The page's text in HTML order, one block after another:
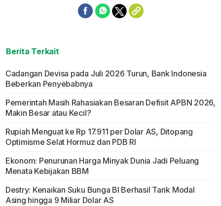
Berita Terkait
Cadangan Devisa pada Juli 2026 Turun, Bank Indonesia
Beberkan Penyebabnya
Pemerintah Masih Rahasiakan Besaran Defisit APBN 2026,
Makin Besar atau Kecil?
Rupiah Menguat ke Rp 17.911 per Dolar AS, Ditopang
Optimisme Selat Hormuz dan PDB RI
Ekonom: Penurunan Harga Minyak Dunia Jadi Peluang
Menata Kebijakan BBM
Destry: Kenaikan Suku Bunga BI Berhasil Tarik Modal
Asing hingga 9 Miliar Dolar AS